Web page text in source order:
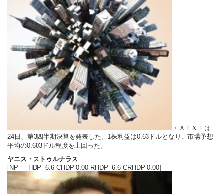
・ＡＴ＆Ｔは
24日、第3四半期決算を発表した。1株利益は0.63ドルとなり、市場予想
平均の0.603ドル程度を上回った。
ヤニス・ストゥルナラス
[NP HDP -6.6 CHDP 0.00 RHDP -6.6 CRHDP 0.00]